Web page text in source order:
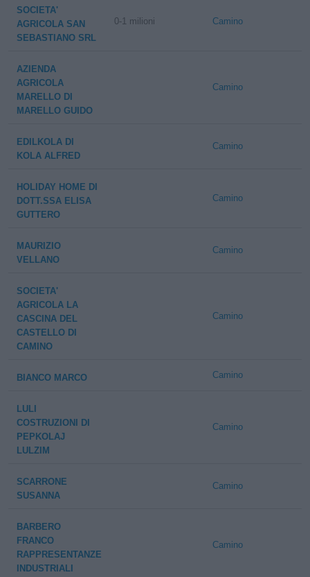
SOCIETA'
AGRICOLA SAN
SEBASTIANO SRL
0-1 milioni Camino
AZIENDA
AGRICOLA
MARELLO DI
MARELLO GUIDO
Camino
EDILKOLA DI
KOLA ALFRED
Camino
HOLIDAY HOME DI
DOTT.SSA ELISA
GUTTERO
Camino
MAURIZIO
VELLANO
Camino
SOCIETA'
AGRICOLA LA
CASCINA DEL
CASTELLO DI
CAMINO
Camino
BIANCO MARCO Camino
LULI
COSTRUZIONI DI
PEPKOLAJ
LULZIM
Camino
SCARRONE
SUSANNA
Camino
BARBERO
FRANCO
RAPPRESENTANZE
INDUSTRIALI
Camino